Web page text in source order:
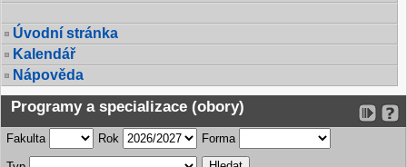
Úvodní stránka
Kalendář
Nápověda
Programy a specializace (obory)
Fakulta Rok Forma